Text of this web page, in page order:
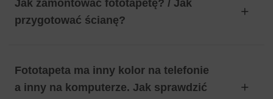
Jak zamontować fototapetę? / Jak
przygotować ścianę?
Fototapeta ma inny kolor na telefonie
a inny na komputerze. Jak sprawdzić